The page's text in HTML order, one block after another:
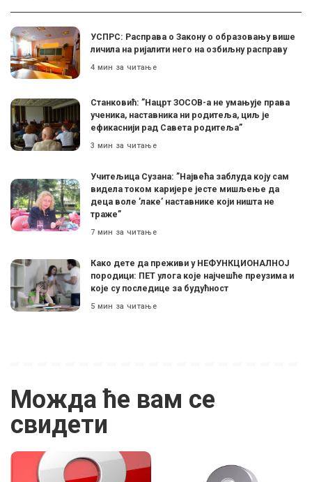
УСПРС: Расправа о Закону о образовању више
личила на ријалити него на озбиљну расправу
4 мин за читање
Станковић: ”Нацрт ЗОСОВ-а не умањује права
ученика, наставника ни родитеља, циљ је
ефикаснији рад Савета родитеља”
3 мин за читање
Учитељица Сузана: ”Највећа заблуда коју сам
видела током каријере јесте мишљење да
деца воле ’лаке’ наставнике који ништа не
траже”
7 мин за читање
Како дете да преживи у НЕФУНКЦИОНАЛНОЈ
породици: ПЕТ улога које најчешће преузима и
које су последице за будућност
5 мин за читање
Можда ће вам се
свидети